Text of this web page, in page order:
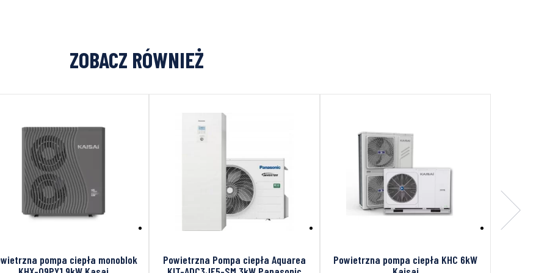
ZOBACZ RÓWNIEŻ
pompa ciepła monoblok
Powietrzna Pompa ciepła Aquarea
Powietrzna pompa ciepła KHC 6kW